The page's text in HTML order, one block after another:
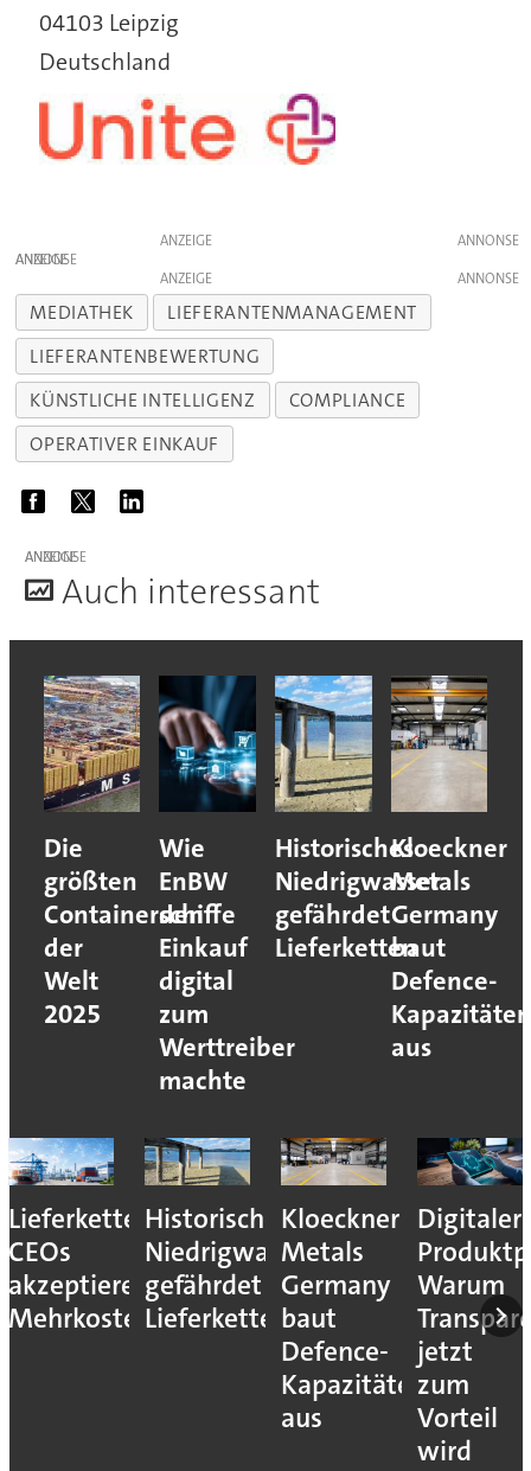
04103 Leipzig
Deutschland
ANZEIGE
ANZEIGE
ANZEIGE
MEDIATHEK
LIEFERANTENMANAGEMENT
LIEFERANTENBEWERTUNG
KÜNSTLICHE INTELLIGENZ
COMPLIANCE
OPERATIVER EINKAUF
ANZEIGE
Auch interessant
Die
größten
Containerschiffe
der
Welt
2025
Wie
EnBW
den
Einkauf
digital
zum
Werttreiber
machte
Historisches
Niedrigwasser
gefährdet
Lieferketten
Kloeckner
Metals
Germany
baut
Defence-
Kapazitäten
aus
Lieferkettenresilienz:
CEOs
akzeptieren
Mehrkosten
Historisches
Niedrigwasser
gefährdet
Lieferketten
Kloeckner
Metals
Germany
baut
Defence-
Kapazitäten
aus
Digitaler
Warum
jetzt
zum
Vorteil
wird